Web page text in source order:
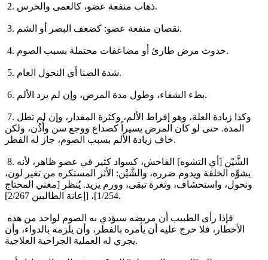
2. ذهاب منفعة عضو، كالعمى والخرس.
3. نقصان منفعة عضو: كضعف البصر أو الشم.
4. حدوث مرض طارئ أو مضاعفات محتملة بسبب الصوم.
5. شدة الضنا أي النحول العام.
6. بطء الشفاء، وطول مدة المرض، وإن لم يزد الألم.
7. وكذا زيادة العلة، وهو إفراط الألم، وكثرة المقدار، وإن لم تطل
المدة. حتى لو كان المرض يسيراً كصداع ووجع سن وأُذُن، ولكن
خاف زيادة الألم بسبب الصوم، جاز له الفطر.
8. الشَّيْن [أي التشوه] الفاحش، كسواد كثير في عضو ظاهر، لأنه
يشوِّه الخلقة ويدوم ضرره، والشَّيْن: الأثر المستكره من تغير لون،
ونحول، واستحشاف، وثغرة تبقى، وورم يزيد. يُنظر [مغني المحتاج
1/254]، [إعانة الطالبين 2/267].
الأخطار، فلا حرج عليه أن يأمره بالفطر، وأن يلزمه بالدواء، وأن
يجري له العملية الجراحية العلاجية.